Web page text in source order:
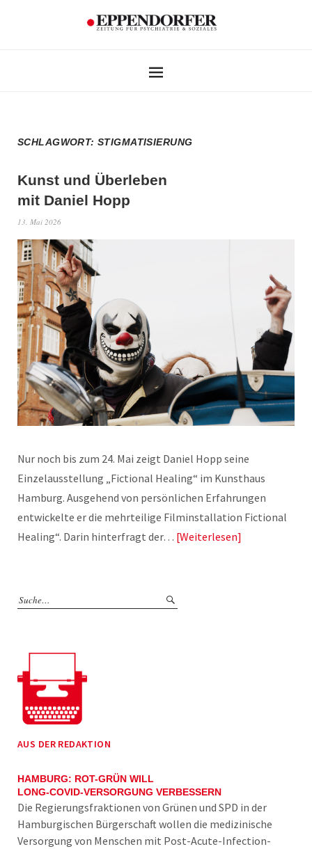
SCHLAGWORT:STIGMATISIERUNG
Kunst und Überleben
mit Daniel Hopp
13. Mai 2026
Nur noch bis zum 24. Mai zeigt Daniel Hopp seine
Einzelausstellung „Fictional Healing“ im Kunsthaus
Hamburg. Ausgehend von persönlichen Erfahrungen
entwickelte er die mehrteilige Filminstallation Fictional
Healing“. Darin hinterfragt der… Weiterlesen
AUS DER REDAKTION
HAMBURG: ROT-GRÜN WILL
LONG-COVID-VERSORGUNG VERBESSERN
Die Regierungsfraktionen von Grünen und SPD in der
Hamburgischen Bürgerschaft wollen die medizinische
Versorgung von Menschen mit Post-Acute-Infection-